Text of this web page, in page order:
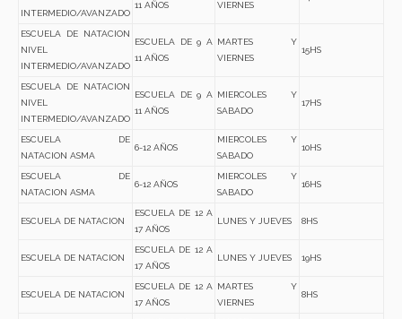
INTERMEDIO/AVANZADO
11 AÑOS VIERNES
ESCUELA DE NATACION
NIVEL
INTERMEDIO/AVANZADO
ESCUELA DE 9 A
11 AÑOS
MARTES Y
VIERNES
15HS
ESCUELA DE NATACION
NIVEL
INTERMEDIO/AVANZADO
ESCUELA DE 9 A
11 AÑOS
MIERCOLES Y
SABADO
17HS
ESCUELA DE
NATACION ASMA
6-12 AÑOS
MIERCOLES Y
SABADO
10HS
ESCUELA DE
NATACION ASMA
6-12 AÑOS
MIERCOLES Y
SABADO
16HS
ESCUELA DE NATACION
ESCUELA DE 12 A
17 AÑOS
LUNES Y JUEVES 8HS
ESCUELA DE NATACION
ESCUELA DE 12 A
17 AÑOS
LUNES Y JUEVES 19HS
ESCUELA DE NATACION
ESCUELA DE 12 A
17 AÑOS
MARTES Y
VIERNES
8HS